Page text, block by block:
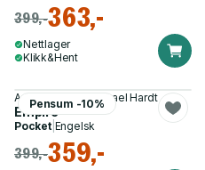
399,-363,-
Nettlager
Klikk&Hent
Pensum -10%
Antonio Negri, Michael Hardt
Empire
Pocket| Engelsk
399,-359,-